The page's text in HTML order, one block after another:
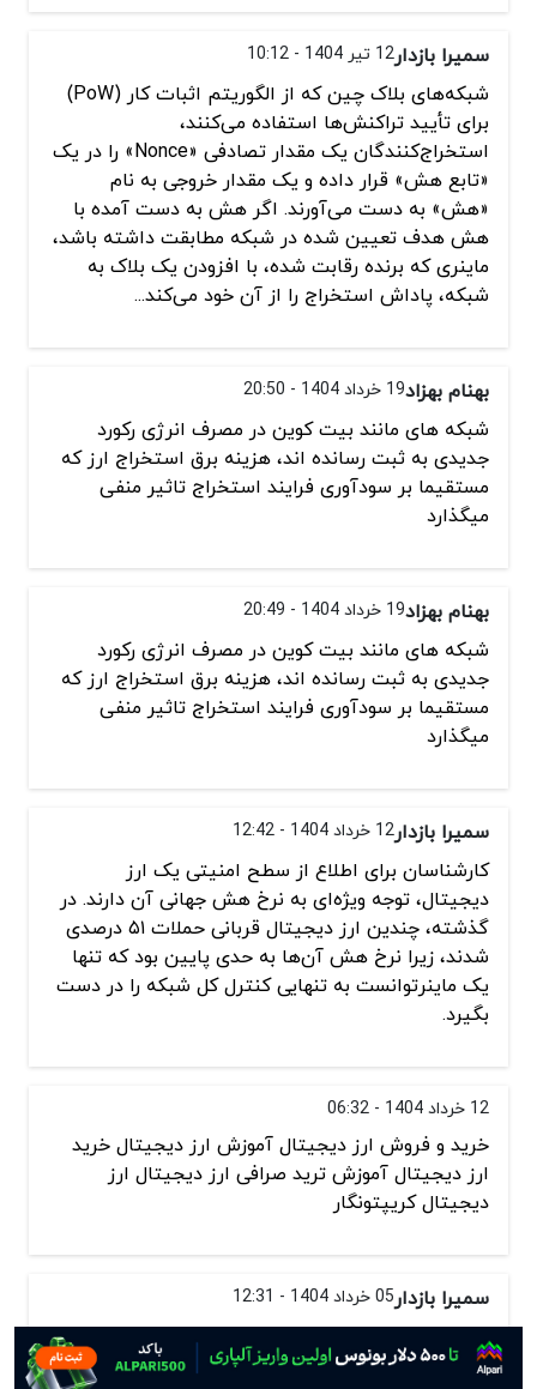
سمیرا بازدار12 تیر 1404 - 10:12
شبکه‌های بلاک چین که از الگوریتم اثبات کار (PoW)
برای تأیید تراکنش‌ها استفاده می‌کنند،
استخراج‌کنندگان یک مقدار تصادفی «Nonce» را در یک
«تابع هش» قرار داده و یک مقدار خروجی به نام
«هش» به دست می‌آورند. اگر هش به دست آمده با
هش هدف تعیین شده در شبکه مطابقت داشته باشد،
ماینری که برنده رقابت شده، با افزودن یک بلاک به
شبکه، پاداش استخراج را از آن خود می‌کند...
بهنام بهزاد19 خرداد 1404 - 20:50
شبکه های مانند بیت کوین در مصرف انرژی رکورد
جدیدی به ثبت رسانده اند، هزینه برق‌ استخراج ارز که
مستقیما بر سودآوری فرایند استخراج تاثیر منفی
میگذارد
بهنام بهزاد19 خرداد 1404 - 20:49
شبکه های مانند بیت کوین در مصرف انرژی رکورد
جدیدی به ثبت رسانده اند، هزینه برق‌ استخراج ارز که
مستقیما بر سودآوری فرایند استخراج تاثیر منفی
میگذارد
سمیرا بازدار12 خرداد 1404 - 12:42
کارشناسان برای اطلاع از سطح امنیتی یک ارز
دیجیتال، توجه ویژه‌ای به نرخ هش جهانی آن دارند. در
گذشته، چندین ارز دیجیتال قربانی حملات ۵۱ درصدی
شدند، زیرا نرخ هش آن‌ها به حدی پایین بود که تنها
یک ماینرتوانست به تنهایی کنترل کل شبکه را در دست
بگیرد.
12 خرداد 1404 - 06:32
خرید و فروش ارز دیجیتال آموزش ارز دیجیتال خرید
ارز دیجیتال آموزش ترید صرافی ارز دیجیتال ارز
دیجیتال کریپتونگار
سمیرا بازدار05 خرداد 1404 - 12:31
شبکه‌هایی مانند بیت کوین در مصرف انرژی رکورد
جدیدی را به ثبت رسانده‌اند. آخرین محاسبات